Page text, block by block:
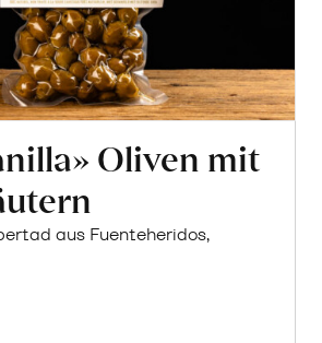
Oliven mit
aus Fuenteheridos,